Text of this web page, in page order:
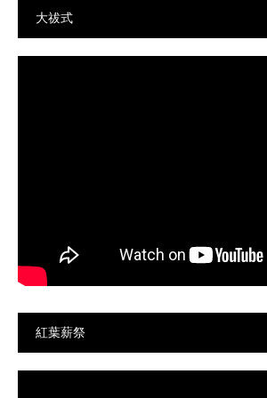
大祓式
紅葉薪祭